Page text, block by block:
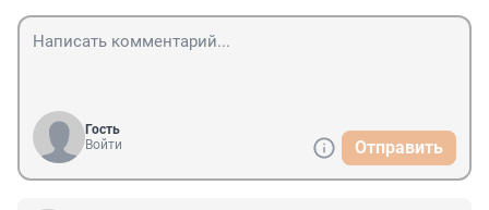
Гость
Войти
Отправить